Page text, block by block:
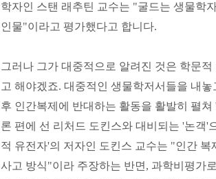
학자인 스탠 래추틴 교수는 "굴드는 생물학
인물"이라고 평가했다고 합니다.
그러나 그가 대중적으로 알려진 것은 학문
고 해야겠죠. 대중적인 생물학저서들을 내
후 인간복제에 반대하는 활동을 활발히 펼
론 편에 선 리처드 도킨스와 대비되는 '논객'
적 유전자'의 저자인 도킨스 교수는 "인간
사고 방식"이라 주장하는 반면, 과학비평가